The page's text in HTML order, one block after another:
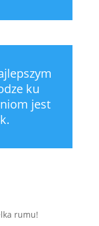
ku
jest
rumu!